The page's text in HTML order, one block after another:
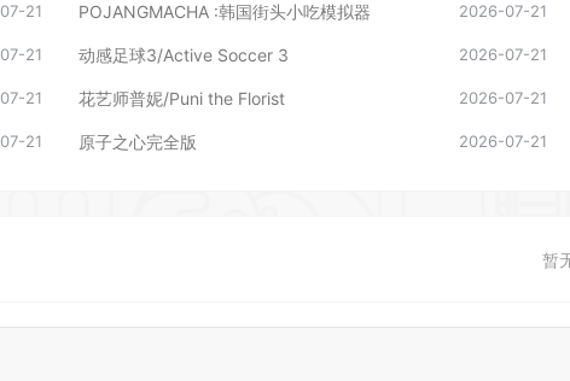
21 POJANGMACHA :韩国街头小吃模拟器 2026-07-21
21 动感足球3/Active Soccer 3 2026-07-21
21 花艺师普妮/Puni the Florist 2026-07-21
21 原子之心完全版 2026-07-21
暂